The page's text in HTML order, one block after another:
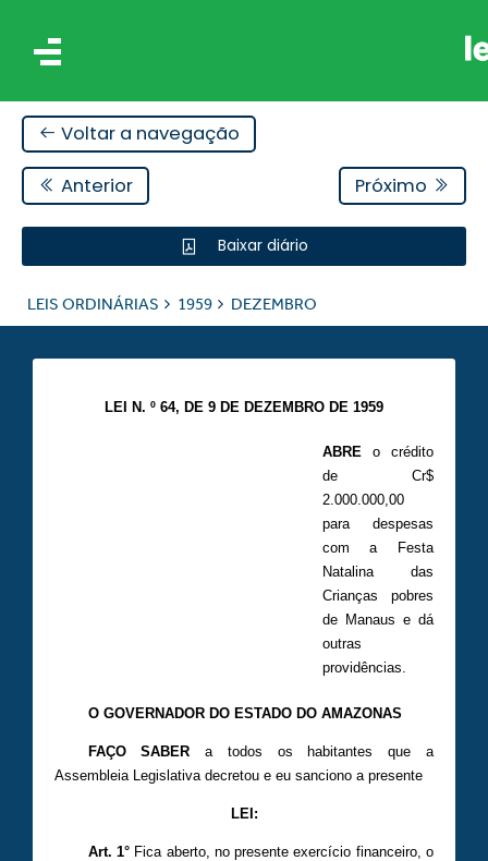
Voltar a navegação
Anterior Próximo
Baixar diário
LEIS ORDINÁRIAS 1959 DEZEMBRO
LEI N. º 64, DE 9 DE DEZEMBRO DE 1959
ABREo crédito
de Cr$
2.000.000,00
para despesas
com a Festa
Natalina das
Crianças pobres
de Manaus e dá
outras
providências.
O GOVERNADOR DO ESTADO DO AMAZONAS
FAÇO SABER a todos os habitantes que a
Assembleia Legislativa decretou e eu sanciono a presente
LEI:
Art. 1° Fica aberto, no presente exercício financeiro, o